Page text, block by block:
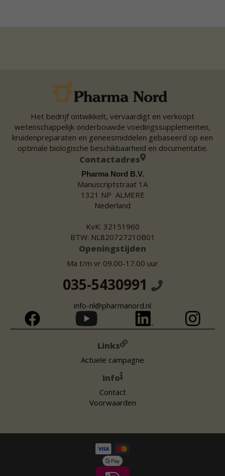
Het bedrijf ontwikkelt, vervaardigt en verkoopt
wetenschappelijk onderbouwde voedingssupplementen,
kruidenpreparaten en geneesmiddelen gebaseerd op een
optimale biologische beschikbaarheid en documentatie.
Contactadres
Pharma Nord B.V.
Manuscriptstraat 1A
1321 NP ALMERE
Nederland
KvK: 32151960
BTW: NL820727210B01
Openingstijden
Ma t/m vr 09.00-17.00 uur
035-5430991
info-nl@pharmanord.nl
Links
Actuele campagne
Info
Contact
Voorwaarden